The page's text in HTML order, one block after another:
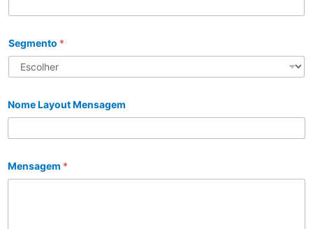
Segmento *
Nome Layout Mensagem
Mensagem *